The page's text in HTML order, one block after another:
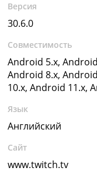
Версия
30.6.0
Совместимость
Android 5.x,
Android 8.x,
10.x, Android 11.x,
Язык
Английский
Сайт
www.twitch.tv